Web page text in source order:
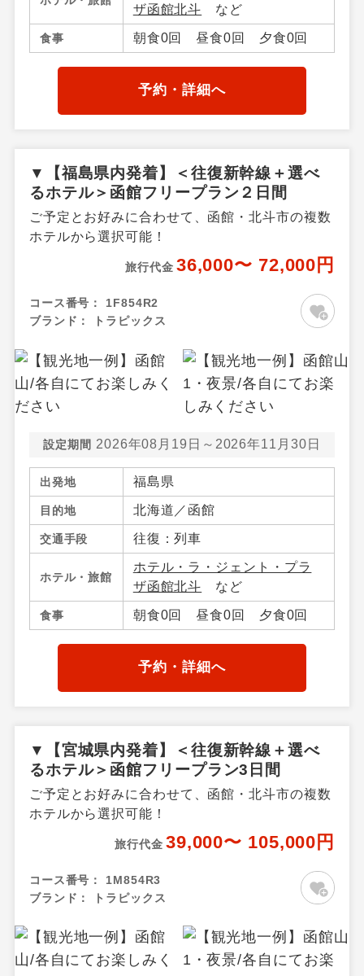
ザ函館北斗 など
食事 朝食0回 昼食0回 夕食0回
予約・詳細へ
▼【福島県内発着】＜往復新幹線＋選べ
るホテル＞函館フリープラン２日間
ご予定とお好みに合わせて、函館・北斗市の複数
ホテルから選択可能！
旅行代金 36,000〜 72,000円
コース番号：
1F854R2
ブランド：
トラピックス
設定期間 2026年08月19日～2026年11月30日
出発地 福島県
目的地 北海道／函館
交通手段 往復：列車
ホテル・旅館
ホテル・ラ・ジェント・プラ
ザ函館北斗 など
食事 朝食0回 昼食0回 夕食0回
予約・詳細へ
▼【宮城県内発着】＜往復新幹線＋選べ
るホテル＞函館フリープラン3日間
ご予定とお好みに合わせて、函館・北斗市の複数
ホテルから選択可能！
旅行代金 39,000〜 105,000円
コース番号：
1M854R3
ブランド：
トラピックス